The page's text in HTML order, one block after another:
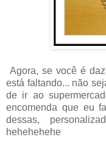
Agora, se você é
está faltando... não
de ir ao
encomenda que eu
dessas,
hehehehehe